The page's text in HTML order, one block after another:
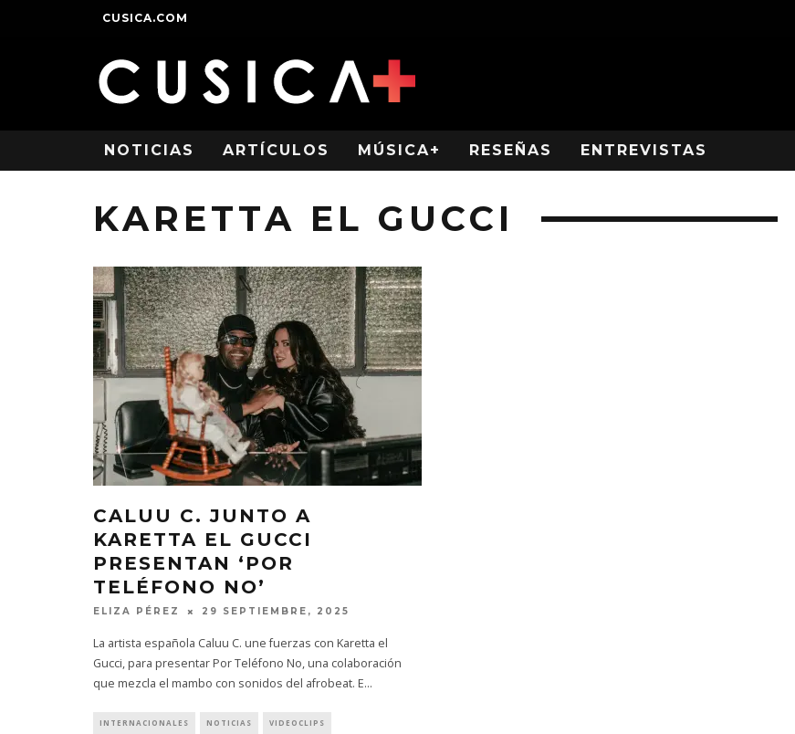
CUSICA.COM
NOTICIAS ARTÍCULOS MÚSICA+ RESEÑAS ENTREVISTAS
KARETTA EL GUCCI
CALUU C. JUNTO A
KARETTA EL GUCCI
PRESENTAN ‘POR
TELÉFONO NO’
ELIZA PÉREZ 29 SEPTIEMBRE, 2025
La artista española Caluu C. une fuerzas con Karetta el
Gucci, para presentar Por Teléfono No, una colaboración
que mezcla el mambo con sonidos del afrobeat. E...
INTERNACIONALES NOTICIAS VIDEOCLIPS